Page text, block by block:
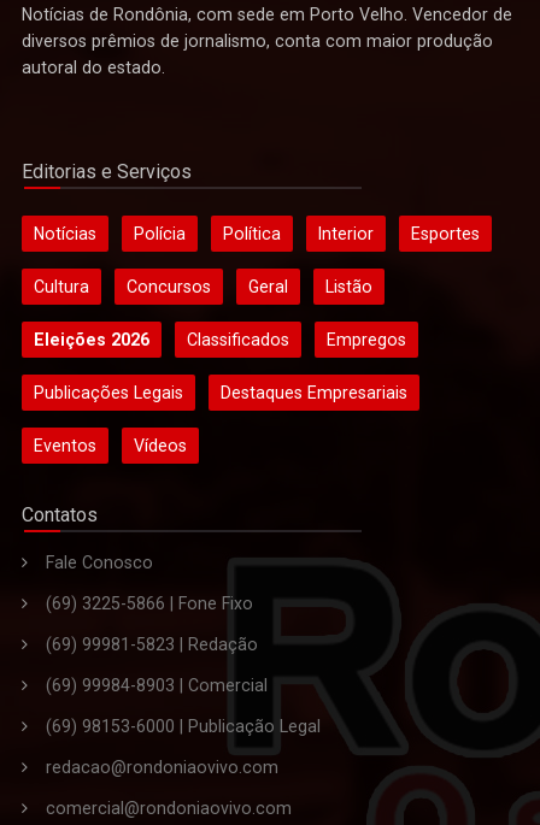
Notícias de Rondônia, com sede em Porto Velho. Vencedor de
diversos prêmios de jornalismo, conta com maior produção
autoral do estado.
Editorias e Serviços
Notícias Polícia Política Interior Esportes
Cultura Concursos Geral Listão
Eleições 2026 Classificados Empregos
Publicações Legais Destaques Empresariais
Eventos Vídeos
Contatos
Fale Conosco
(69) 3225-5866 | Fone Fixo
(69) 99981-5823 | Redação
(69) 99984-8903 | Comercial
(69) 98153-6000 | Publicação Legal
redacao@rondoniaovivo.com
comercial@rondoniaovivo.com